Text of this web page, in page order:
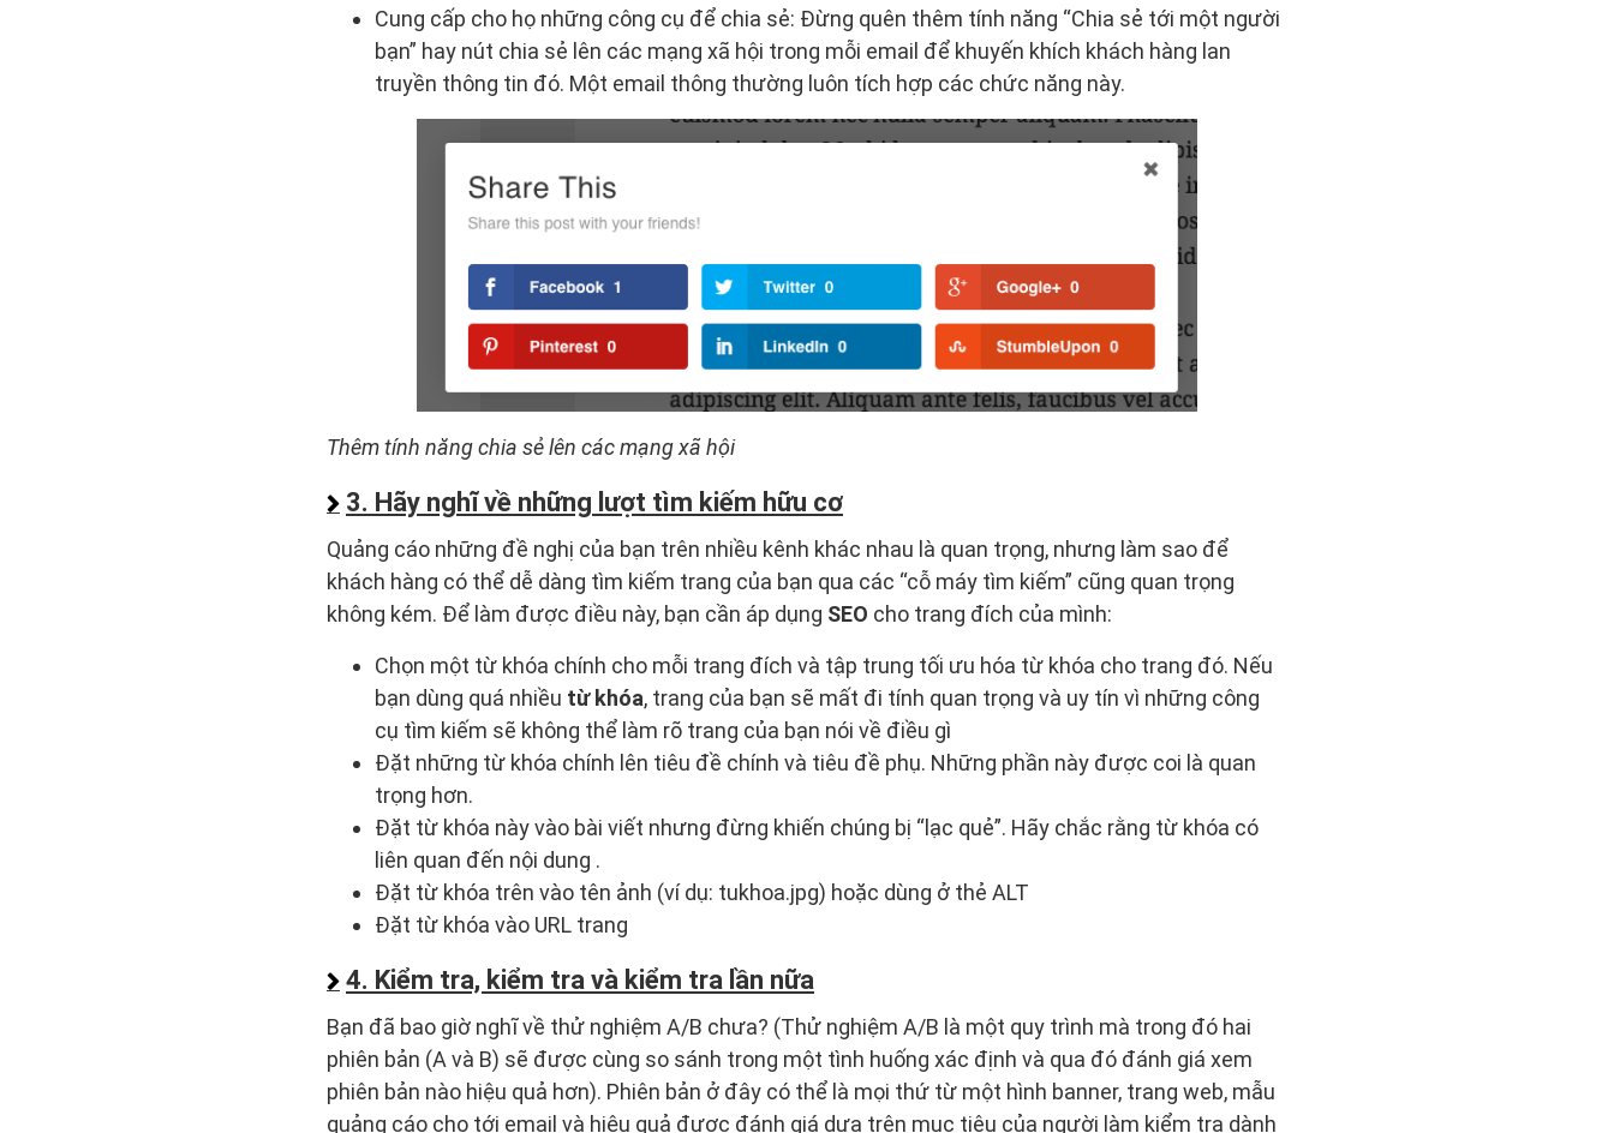
Cung cấp cho họ những công cụ để chia sẻ: Đừng quên thêm tính năng “Chia sẻ tới một người
bạn” hay nút chia sẻ lên các mạng xã hội trong mỗi email để khuyến khích khách hàng lan
truyền thông tin đó. Một email thông thường luôn tích hợp các chức năng này.
Thêm tính năng chia sẻ lên các mạng xã hội
3. Hãy nghĩ về những lượt tìm kiếm hữu cơ
Quảng cáo những đề nghị của bạn trên nhiều kênh khác nhau là quan trọng, nhưng làm sao để
khách hàng có thể dễ dàng tìm kiếm trang của bạn qua các “cỗ máy tìm kiếm” cũng quan trọng
không kém. Để làm được điều này, bạn cần áp dụng SEO cho trang đích của mình:
Chọn một từ khóa chính cho mỗi trang đích và tập trung tối ưu hóa từ khóa cho trang đó. Nếu
bạn dùng quá nhiều từ khóa, trang của bạn sẽ mất đi tính quan trọng và uy tín vì những công
cụ tìm kiếm sẽ không thể làm rõ trang của bạn nói về điều gì
Đặt những từ khóa chính lên tiêu đề chính và tiêu đề phụ. Những phần này được coi là quan
trọng hơn.
Đặt từ khóa này vào bài viết nhưng đừng khiến chúng bị “lạc quẻ”. Hãy chắc rằng từ khóa có
liên quan đến nội dung .
Đặt từ khóa trên vào tên ảnh (ví dụ: tukhoa.jpg) hoặc dùng ở thẻ ALT
Đặt từ khóa vào URL trang
4. Kiểm tra, kiểm tra và kiểm tra lần nữa
Bạn đã bao giờ nghĩ về thử nghiệm A/B chưa? (Thử nghiệm A/B là một quy trình mà trong đó hai
phiên bản (A và B) sẽ được cùng so sánh trong một tình huống xác định và qua đó đánh giá xem
phiên bản nào hiệu quả hơn). Phiên bản ở đây có thể là mọi thứ từ một hình banner, trang web, mẫu
quảng cáo cho tới email và hiệu quả được đánh giá dựa trên mục tiêu của người làm kiểm tra dành